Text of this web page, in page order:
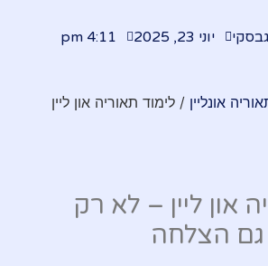
יוני 23, 2025 4:11 pm
אונליין / לימוד תאוריה און ליין
און ליין – לא רק
גם הצלחה